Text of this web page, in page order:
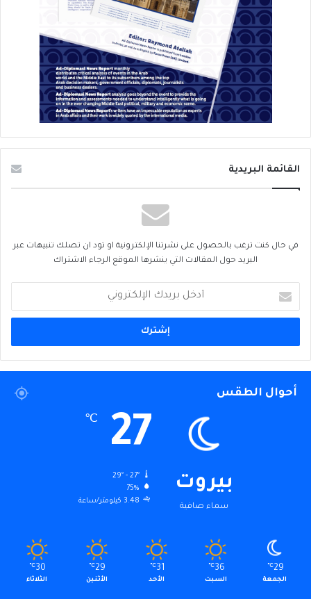
القائمة البريدية
في حال كنت ترغب بالحصول على نشرتنا الإلكترونية او تود ان تصلك تنبيهات عبر
البريد حول المقالات التي ينشرها الموقع الرجاء الاشتراك
بريدك
الإلكتروني
أحوال الطقس
بيروت
سماء صافية
27
℃
29º - 27º
75%
3.48 كيلومتر/ساعة
29
℃
الجمعة
36
℃
السبت
31
℃
الأحد
29
℃
الأثنين
30
℃
الثلاثاء